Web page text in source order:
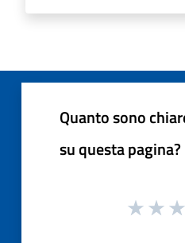
Quanto sono
su questa pagina?